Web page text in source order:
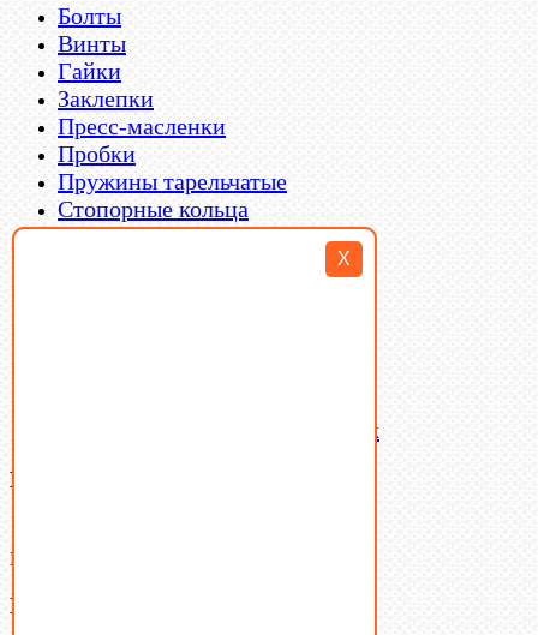
X
Болты
Винты
Гайки
Заклепки
Пресс-масленки
Пробки
Пружины тарельчатые
Стопорные кольца
Такелаж
Латунный и бронзовый крепеж
Ваша корзина
В корзине нет товаров.
Поиск